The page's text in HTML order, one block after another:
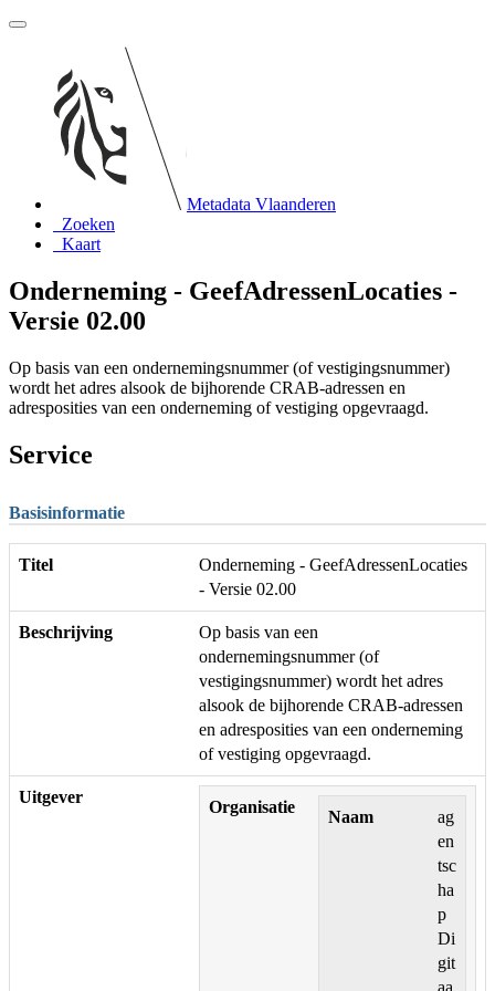
Metadata Vlaanderen
Zoeken
Kaart
Onderneming - GeefAdressenLocaties -
Versie 02.00
Op basis van een ondernemingsnummer (of vestigingsnummer)
wordt het adres alsook de bijhorende CRAB-adressen en
adresposities van een onderneming of vestiging opgevraagd.
Service
Basisinformatie
Titel
Onderneming - GeefAdressenLocaties
- Versie 02.00
Beschrijving
Op basis van een
ondernemingsnummer (of
vestigingsnummer) wordt het adres
alsook de bijhorende CRAB-adressen
en adresposities van een onderneming
of vestiging opgevraagd.
Uitgever
Organisatie
Naam
ag
en
tsc
ha
p
Di
git
aa